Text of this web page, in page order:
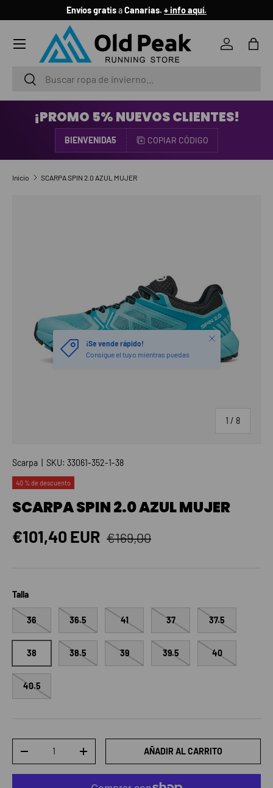
IR AL CONTENIDO
Envíos gratisaCanarias. + info aquí.
BuscarBuscar
Iniciar
Menú
¡PROMO 5% NUEVOS CLIENTES!
BIENVENIDA5 COPIAR CÓDIGO
Inicio SCARPA SPIN 2.0 AZUL MUJER
1 / de
8
¡Se vende rápido!
Consigue el tuyo mientras puedas
Cerrar
Scarpa SKU: 33061-352-1-38
40 % de descuento
SCARPA SPIN 2.0 AZUL MUJER
Precio de venta
€101,40 EUR Precio normal
€169,00
Talla
36 36.5 41 37 37.5
38 38.5 39 39.5 40
40.5
DISMINUIR CANTIDADAUMENTAR LA CANTIDADAÑADIR AL CARRITO